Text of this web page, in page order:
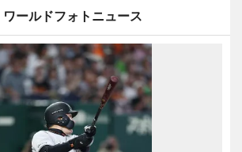
ワールドフォトニュース